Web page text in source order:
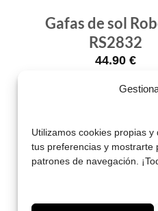
Utilizamos cookies propias
tus preferencias y mostrarte
patrones de navegación.
Gafas de sol
RS2832
44.90 €
¡Comprar!